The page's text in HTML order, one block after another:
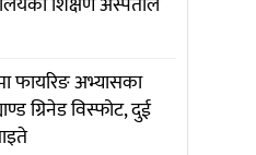
फायरिङ अभ्यासका
ग्रिनेड विस्फोट, दुई